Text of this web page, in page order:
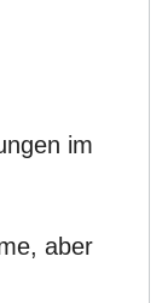
im
aber